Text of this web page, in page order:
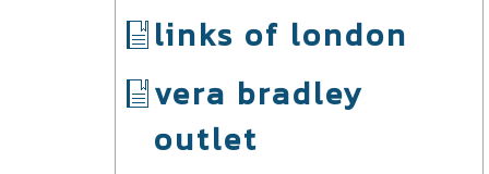
links of london
vera bradley
outlet